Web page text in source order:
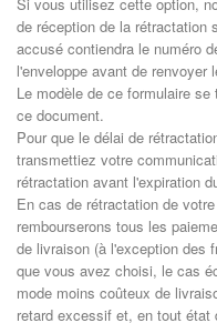
de réception de la rétractation
accusé contiendra le numéro
l'enveloppe avant de renvoyer
Le modèle de ce formulaire
ce document.
Pour que le délai de
transmettiez votre
rétractation avant l'expiration
En cas de rétractation de
rembourserons tous les
de livraison (à l'exception des
que vous avez choisi, le cas
mode moins coûteux de
retard excessif et, en tout